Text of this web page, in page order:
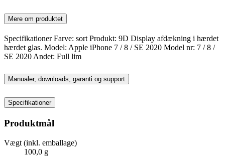
Mere om produktet
Specifikationer Farve: sort Produkt: 9D Display afdækning i hærdet
hærdet glas. Model: Apple iPhone 7 / 8 / SE 2020 Model nr: 7 / 8 /
SE 2020 Andet: Full lim
Manualer, downloads, garanti og support
Specifikationer
Produktmål
Vægt (inkl. emballage)
100,0 g